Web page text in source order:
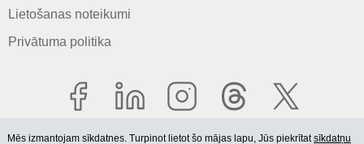
Lietošanas noteikumi
Privātuma politika
Mēs izmantojam sīkdatnes. Turpinot lietot šo mājas lapu, Jūs piekrītatsīkdatņu